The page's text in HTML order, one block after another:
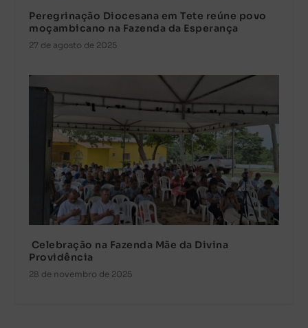
Peregrinação Diocesana em Tete reúne povo
moçambicano na Fazenda da Esperança
27 de agosto de 2025
Celebração na Fazenda Mãe da Divina
Providência
28 de novembro de 2025